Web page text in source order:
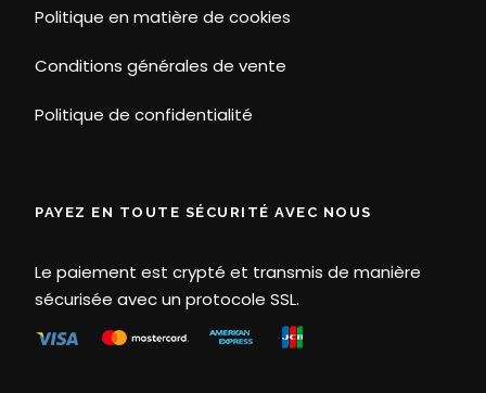
Politique en matière de cookies
Conditions générales de vente
Politique de confidentialité
PAYEZ EN TOUTE SÉCURITÉ AVEC NOUS
Le paiement est crypté et transmis de manière
sécurisée avec un protocole SSL.